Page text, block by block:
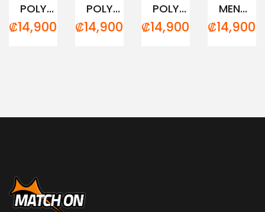
POLY...
₡14,900.00
POLY...
₡14,900.00
POLY...
₡14,900.00
MEN...
₡